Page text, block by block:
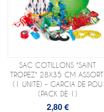
SAC COTILLONS "SAINT
TROPEZ" 28X35 CM ASSORTI
(1 UNITÉ) - GARCIA DE POU
(PACK DE 1)
2,80 €